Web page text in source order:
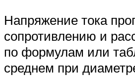
Напряжение тока
сопротивлению и
по формулам или
среднем при